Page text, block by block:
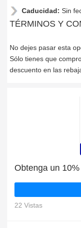
Caducidad: Sin
TÉRMINOS Y
No dejes pasar esta
Sólo tienes que
descuento en las
22 Vistas